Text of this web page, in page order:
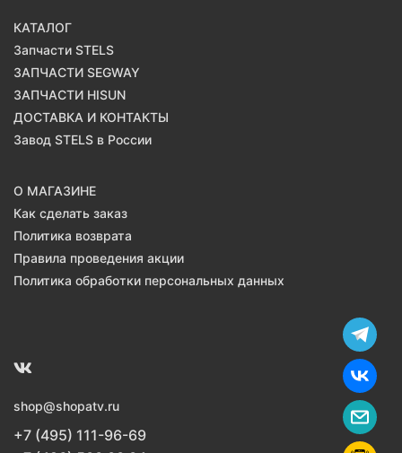
КАТАЛОГ
Запчасти STELS
ЗАПЧАСТИ SEGWAY
ЗАПЧАСТИ HISUN
ДОСТАВКА И КОНТАКТЫ
Завод STELS в России
О МАГАЗИНЕ
Как сделать заказ
Политика возврата
Правила проведения акции
Политика обработки персональных данных
shop@shopatv.ru
+7 (495) 111-96-69